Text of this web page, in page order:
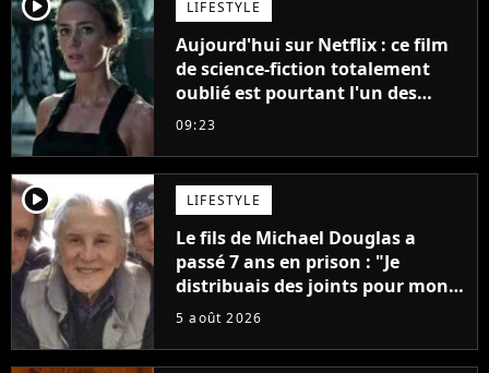
LIFESTYLE
Aujourd'hui sur Netflix : ce film
de science-fiction totalement
oublié est pourtant l'un des
meilleurs des années 2010
09:23
player2 LIFESTYLE
Le fils de Michael Douglas a
passé 7 ans en prison : "Je
distribuais des joints pour mon
père"
5 août 2026